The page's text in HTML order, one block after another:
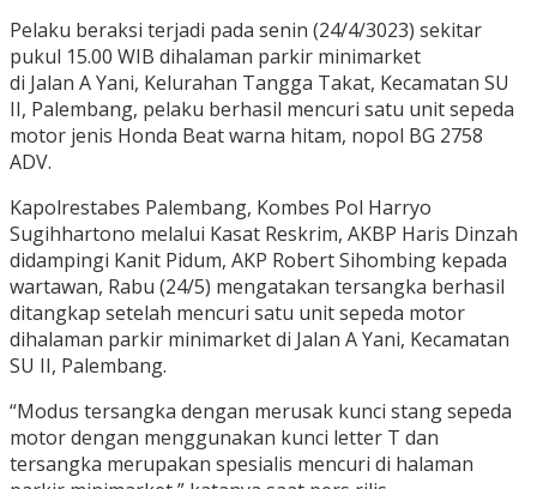
Pelaku beraksi terjadi pada senin (24/4/3023) sekitar
pukul 15.00 WIB dihalaman parkir minimarket
di Jalan A Yani, Kelurahan Tangga Takat, Kecamatan SU
II, Palembang, pelaku berhasil mencuri satu unit sepeda
motor jenis Honda Beat warna hitam, nopol BG 2758
ADV.
Kapolrestabes Palembang, Kombes Pol Harryo
Sugihhartono melalui Kasat Reskrim, AKBP Haris Dinzah
didampingi Kanit Pidum, AKP Robert Sihombing kepada
wartawan, Rabu (24/5) mengatakan tersangka berhasil
ditangkap setelah mencuri satu unit sepeda motor
dihalaman parkir minimarket di Jalan A Yani, Kecamatan
SU II, Palembang.
“Modus tersangka dengan merusak kunci stang sepeda
motor dengan menggunakan kunci letter T dan
tersangka merupakan spesialis mencuri di halaman